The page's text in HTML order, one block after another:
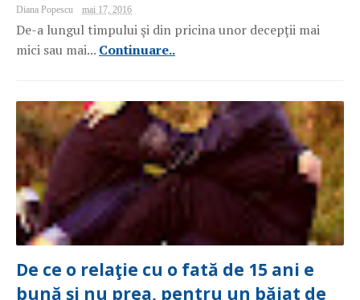
Diana Popescu mai 17, 2016
De-a lungul timpului şi din pricina unor decepţii mai
mici sau mai... Continuare..
De ce o relaţie cu o fată de 15 ani e
bună şi nu prea, pentru un băiat de